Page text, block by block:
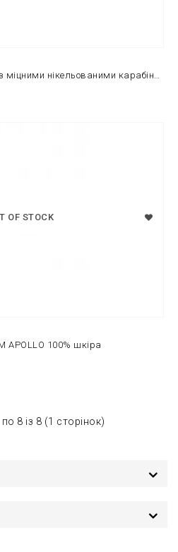
OF STOCK
APOLLO 100% шкіра
8 із 8 (1 сторінок)